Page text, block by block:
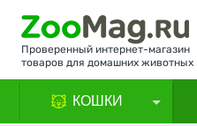
Проверенный интернет-магазин
товаров для домашних животных
КОШКИ